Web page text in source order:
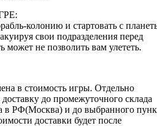
колонию и стартовать с
свои подразделения перед
может не позволить вам улететь.
в стоимость игры. Отдельно
доставку до промежуточного склада
в РФ(Москва) и до выбранного
доставки будет после